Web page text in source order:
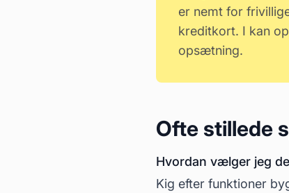
er nemt for
kreditkort. I kan
opsætning.
Ofte stillede
Hvordan vælger jeg
Kig efter funktioner